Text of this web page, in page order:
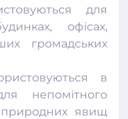
для
офісах,
громадських
в
непомітного
явищ